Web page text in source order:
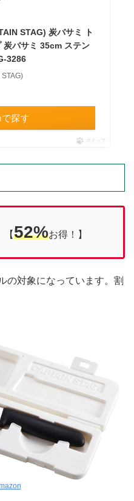
STAG) 炭バサミ ト
炭バサミ 35cm ステン
3286
探す
ポチップ
【52%お得！】
の対象になっています。割